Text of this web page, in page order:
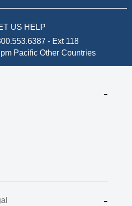
US HELP
- Ext 118
Pacific Other Countries